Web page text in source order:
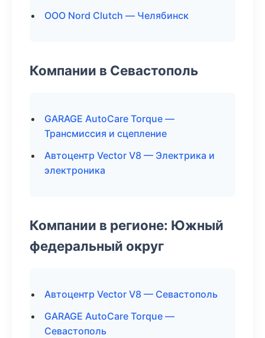
ООО Nord Clutch — Челябинск
Компании в Севастополь
GARAGE AutoCare Torque —
Трансмиссия и сцепление
Автоцентр Vector V8 — Электрика и
электроника
Компании в регионе: Южный
федеральный округ
Автоцентр Vector V8 — Севастополь
GARAGE AutoCare Torque —
Севастополь